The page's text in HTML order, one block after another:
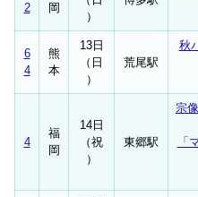
2
岡
）
6
4
熊
本
13日
（日
）
荒尾駅
秋
4
福
岡
14日
（祝
）
東郷駅
宗
「